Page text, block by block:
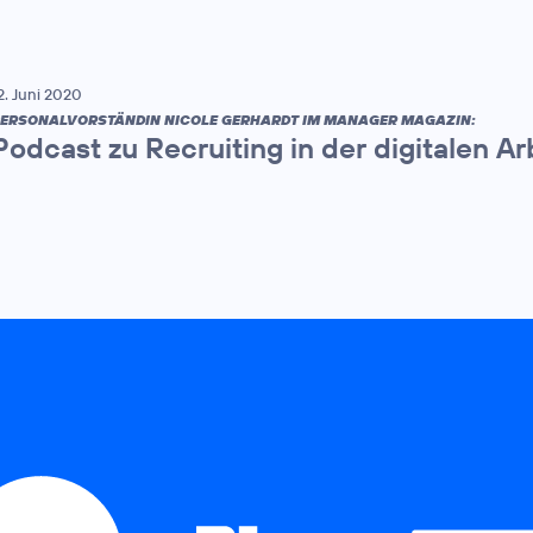
Juni 2020
NICOLE GERHARDT IM MANAGER MAGAZIN:
zu Recruiting in der digitalen